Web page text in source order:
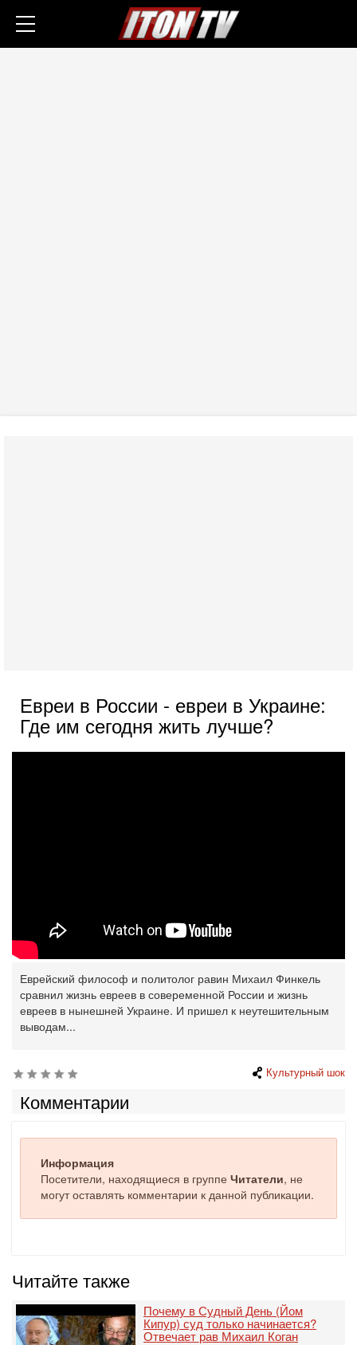
Евреи в России - евреи в Украине:
Где им сегодня жить лучше?
Еврейский философ и политолог равин Михаил Финкель
сравнил жизнь евреев в совеременной России и жизнь
евреев в нынешней Украине. И пришел к неутешительным
выводам...
Культурный шок
Комментарии
Информация
Посетители, находящиеся в группе Читатели, не
могут оставлять комментарии к данной публикации.
Читайте также
Почему в Судный День (Йом
Кипур) суд только начинается?
Отвечает рав Михаил Коган